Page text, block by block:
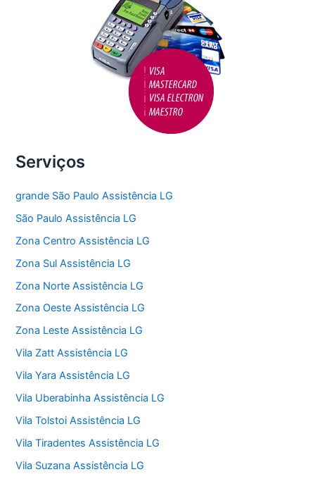
Serviços
grande São Paulo Assistência LG
São Paulo Assistência LG
Zona Centro Assistência LG
Zona Sul Assistência LG
Zona Norte Assistência LG
Zona Oeste Assistência LG
Zona Leste Assistência LG
Vila Zatt Assistência LG
Vila Yara Assistência LG
Vila Uberabinha Assistência LG
Vila Tolstoi Assistência LG
Vila Tiradentes Assistência LG
Vila Suzana Assistência LG